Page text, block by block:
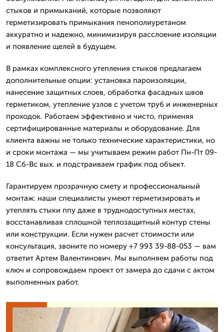
стыков и примыканий, которые позволяют
герметизировать примыкания пенополиуретаном
аккуратно и надежно, минимизируя расслоение изоляции
и появление щелей в будущем.
В рамках комплексного утепления стыков предлагаем
дополнительные опции: установка пароизоляции,
нанесение защитных слоев, обработка фасадных швов
герметиком, утепление узлов с учетом труб и инженерных
проходок. Работаем эффективно и чисто, применяя
сертифицированные материалы и оборудование. Для
клиента важны не только технические характеристики, но
и сроки монтажа — мы учитываем режим работ Пн-Пт 09-
18 Сб-Вс вых. и подстраиваем график под объект.
Гарантируем прозрачную смету и профессиональный
монтаж: наши специалисты умеют герметизировать и
утеплять стыки ппу даже в труднодоступных местах,
восстанавливая сплошной теплозащитный контур стены
или конструкции. Если нужен расчет стоимости или
консультация, звоните по номеру +7 993 39-88-053 — вам
ответит Артем Валентинович. Мы выполняем работы под
ключ и сопровождаем проект от замера до сдачи с актом
выполненных работ.